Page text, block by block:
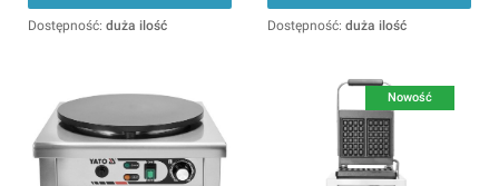
Dostępność: duża ilość Dostępność: duża ilość
Nowość